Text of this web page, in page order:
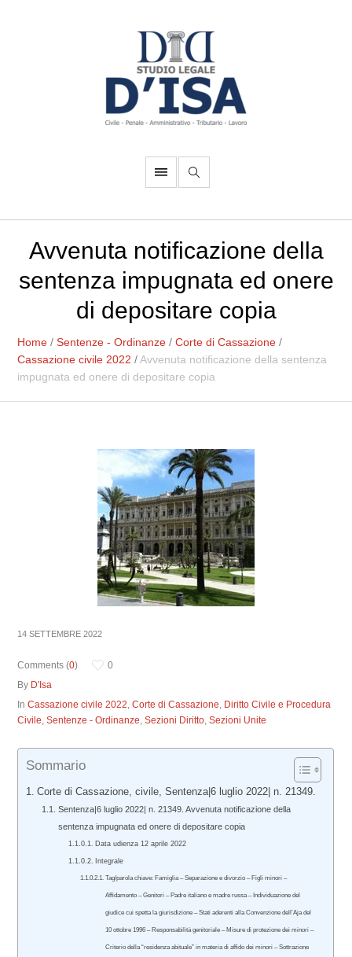
Avvenuta notificazione della
sentenza impugnata ed onere
di depositare copia
Home /Sentenze - Ordinanze /Corte di Cassazione /
Cassazione civile 2022 /Avvenuta notificazione della sentenza
impugnata ed onere di depositare copia
14 SETTEMBRE 2022
Comments (0)
0
By D'Isa
InCassazione civile 2022,Corte di Cassazione, Diritto Civile e Procedura
Civile,Sentenze - Ordinanze,Sezioni Diritto,Sezioni Unite
Sommario
Corte di Cassazione, civile, Sentenza|6 luglio 2022| n. 21349.
Sentenza|6 luglio 2022| n. 21349. Avvenuta notificazione della
sentenza impugnata ed onere di depositare copia
Data udienza 12 aprile 2022
Integrale
Tag/parola chiave: Famiglia – Separazione e divorzio – Figli minori –
Affidamento – Genitori – Padre italiano e madre russa – Individuazione del
giudice cui spetta la giurisdizione – Stati aderenti alla Convenzione dell’Aja del
10 ottobre 1996 – Responsabilità genitoriale – Misure di protezione dei minori –
Criterio della “residenza abituale” in materia di affido dei minori – Sottrazione